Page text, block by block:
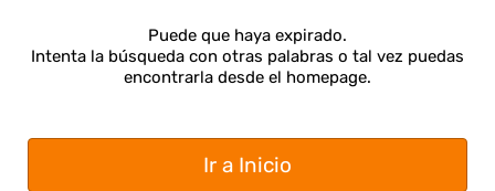
Puede que haya expirado.
Intenta la búsqueda con otras palabras o tal vez puedas
encontrarla desde el homepage.
Ir a Inicio